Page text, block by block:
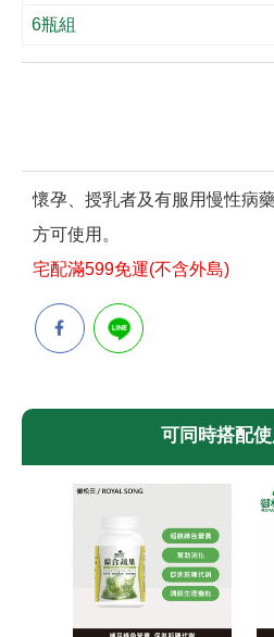
6瓶組
懷孕、授乳者及有服用慢性病
方可使用。
宅配滿599免運(不含外島)
可同時搭配